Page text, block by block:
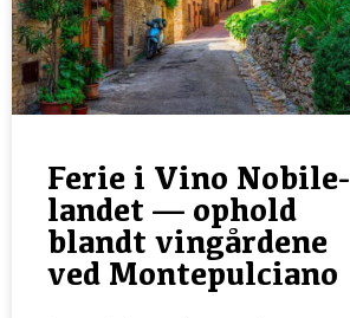
Ferie i Vino Nobile-
landet — ophold
blandt vingårdene
ved Montepulciano